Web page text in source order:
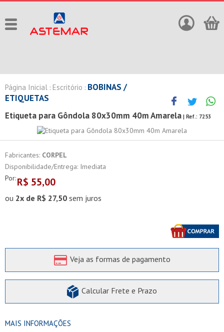
Página Inicial : Escritório : BOBINAS /
ETIQUETAS
Etiqueta para Gôndola 80x30mm 40m Amarela | Ref.: 7253
Fabricantes: CORPEL
Disponibilidade/Entrega: Imediata
Por:R$ 55,00
ou 2x de R$ 27,50 sem juros
Veja as formas de pagamento
Calcular Frete e Prazo
MAIS INFORMAÇÕES